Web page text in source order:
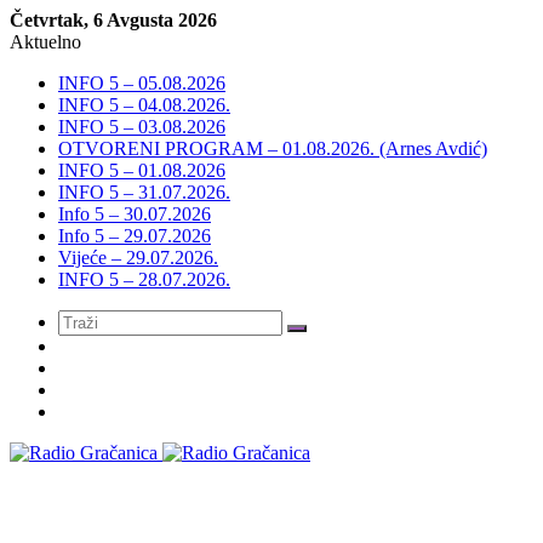
Četvrtak, 6 Avgusta 2026
Aktuelno
INFO 5 – 05.08.2026
INFO 5 – 04.08.2026.
INFO 5 – 03.08.2026
OTVORENI PROGRAM – 01.08.2026. (Arnes Avdić)
INFO 5 – 01.08.2026
INFO 5 – 31.07.2026.
Info 5 – 30.07.2026
Info 5 – 29.07.2026
Vijeće – 29.07.2026.
INFO 5 – 28.07.2026.
Meni